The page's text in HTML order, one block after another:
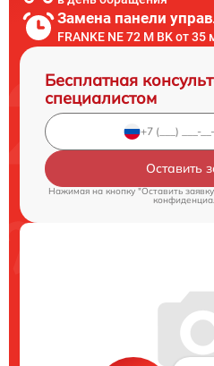
Замена панели
FRANKE NE 72 M BK от 35
Бесплатная
специалистом
Оставить
Нажимая на кнопку "Оставить